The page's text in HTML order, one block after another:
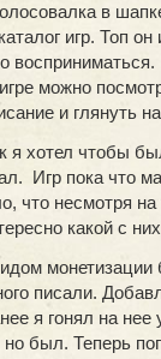
в
игр. Топ
восприниматься.
можно
и глянуть
я хотел чтобы
Игр пока что
что несмотря на
какой с
монетизации
писали.
я гонял на
но был. Теперь